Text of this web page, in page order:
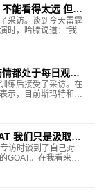
能看得太远 但他
采访。谈到今天雷霆
时，哈滕说道：“我觉
认为他们是
都处于每日观察
练后接受了采访。在
示，目前斯玛特和蒂
玛特因右脚
我们只是汲取经
访时谈到了自己对
GOAT。在我看来，
取经验。我们从其